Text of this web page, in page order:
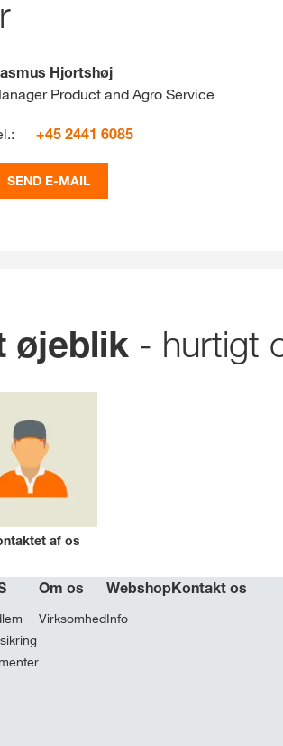
Hjortshøj
Product and Agro Service
+45 2441 6085
SEND E-MAIL
øjeblik - hurtigt
af os
Om os
Virksomhed
Webshop
Info
Kontakt os